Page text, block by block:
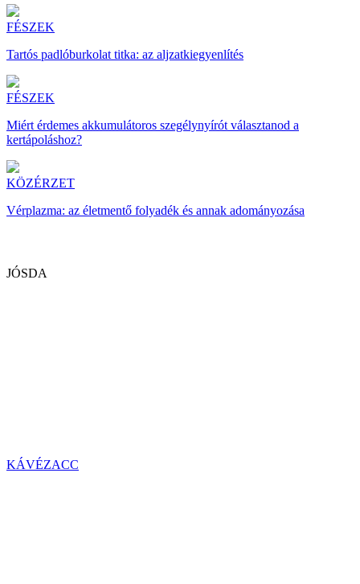
FÉSZEK
Tartós padlóburkolat titka: az aljzatkiegyenlítés
FÉSZEK
Miért érdemes akkumulátoros szegélynyírót választanod a
kertápoláshoz?
KÖZÉRZET
Vérplazma: az életmentő folyadék és annak adományozása
JÓSDA
KÁVÉZACC